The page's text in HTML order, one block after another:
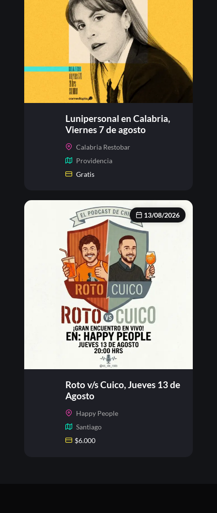
Lunipersonal en Calabria,
Viernes 7 de agosto
Calabria Restobar
Providencia
Gratis
13/08/2026
Roto v/s Cuico, Jueves 13 de
Agosto
Happy People
Santiago
$6.000